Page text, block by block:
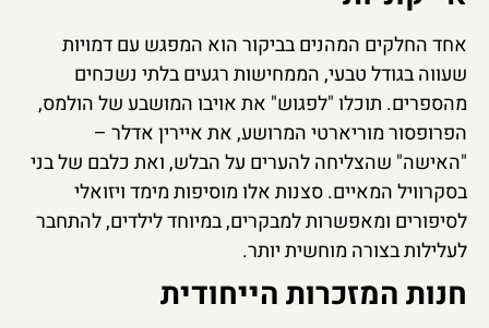
אחד החלקים המהנים בביקור הוא המפגש עם דמויות
שעווה בגודל טבעי, הממחישות רגעים בלתי נשכחים
מהספרים. תוכלו "לפגוש" את אויבו המושבע של הולמס,
הפרופסור מוריארטי המרושע, את איירין אדלר –
"האישה" שהצליחה להערים על הבלש, ואת כלבם של בני
בסקרוויל המאיים. סצנות אלו מוסיפות מימד ויזואלי
לסיפורים ומאפשרות למבקרים, במיוחד לילדים, להתחבר
לעלילות בצורה מוחשית יותר.
חנות המזכרות הייחודית